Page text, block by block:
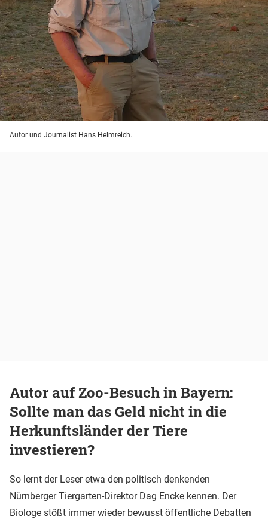
Autor und Journalist Hans Helmreich.
Autor auf Zoo-Besuch in Bayern:
Sollte man das Geld nicht in die
Herkunftsländer der Tiere
investieren?
So lernt der Leser etwa den politisch denkenden
Nürnberger Tiergarten-Direktor Dag Encke kennen. Der
Biologe stößt immer wieder bewusst öffentliche Debatten